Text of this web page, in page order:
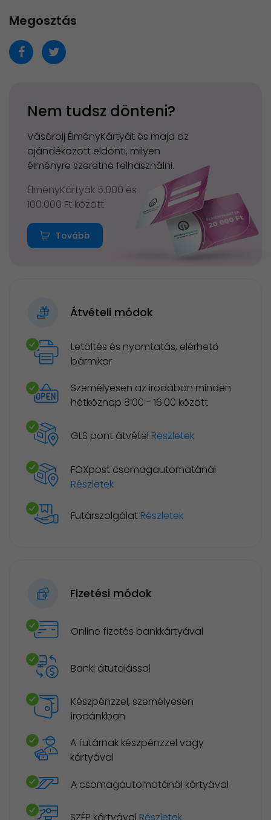
Megosztás
Nem tudsz dönteni?
Vásárolj ÉlményKártyát és majd az
ajándékozott eldönti, milyen
élményre szeretné felhasználni.
ÉlményKártyák 5.000 és
100.000 Ft között
Tovább
Átvételi módok
Letöltés és nyomtatás, elérhető
bármikor
Személyesen az irodában minden
hétköznap 8:00 - 16:00 között
GLS pont átvétel Részletek
FOXpost csomagautomatánál
Részletek
Futárszolgálat Részletek
Fizetési módok
Online fizetés bankkártyával
Banki átutalással
Készpénzzel, személyesen
irodánkban
A futárnak készpénzzel vagy
kártyával
A csomagautomatánál kártyával
SZÉP kártyával Részletek